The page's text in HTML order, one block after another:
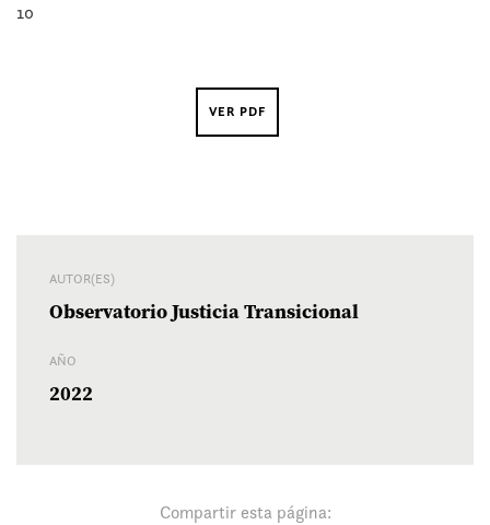
10
VER PDF
AUTOR(ES)
Observatorio Justicia Transicional
AÑO
2022
Compartir esta página: